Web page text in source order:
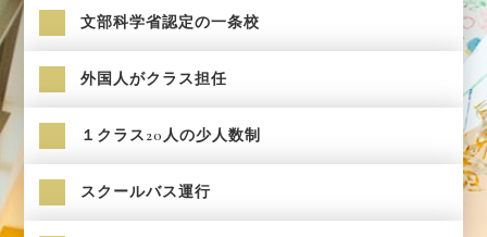
文部科学省認定の一条校
外国人がクラス担任
１クラス20人の少人数制
スクールバス運行